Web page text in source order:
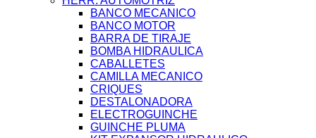
BANCO MECANICO
BANCO MOTOR
BARRA DE TIRAJE
BOMBA HIDRAULICA
CABALLETES
CAMILLA MECANICO
CRIQUES
DESTALONADORA
ELECTROGUINCHE
GUINCHE PLUMA